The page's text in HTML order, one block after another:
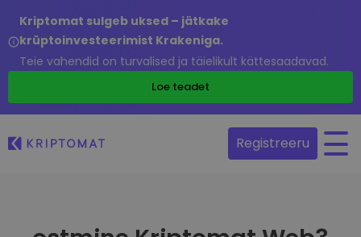
Kriptomat sulgeb uksed – jätkake
krüptoinvesteerimist Krakeniga.
Teie vahendid on turvalised ja täielikult kättesaadavad.
Loe teadet
Registreeru